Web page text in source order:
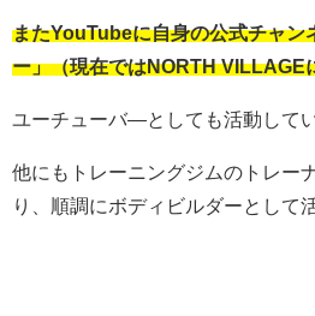
またYouTubeに自身の公式チャン
ー」（現在ではNORTH VILLAGE
ユーチューバ―としても活動して
他にもトレーニングジムのトレー
り、順調にボディビルダーとして